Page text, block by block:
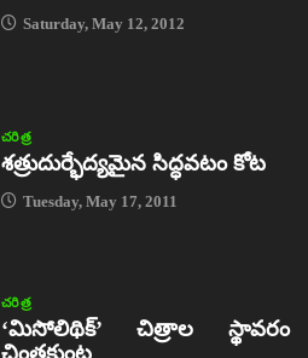
Saturday, May 12, 2012
చరిత్ర
శత్రుదుర్భేద్యమైన సిద్ధవటం కోట
Tuesday, May 17, 2011
చరిత్ర
‘మిసోలిథిక్‌’ చిత్రాల స్థావరం